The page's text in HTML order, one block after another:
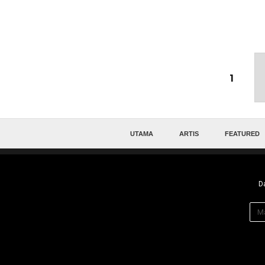
1
UTAMA ARTIS FEATURED